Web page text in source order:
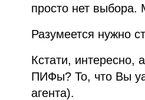
просто нет выбора.
Разумеется нужно
Кстати, интересно,
ПИФы? То, что Вы
агента).